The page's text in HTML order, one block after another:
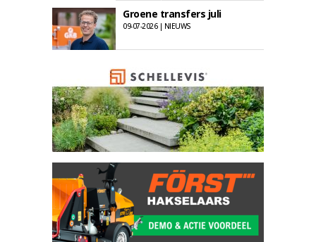
Groene transfers juli
09-07-2026 | NIEUWS